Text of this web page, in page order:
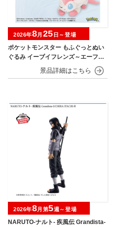
ポケットモンスター もふぐっとぬい
ぐるみ イーブイフレンズ～エーフ
ィ・ニンフィア～おひるねver.
2026年8月 25 日～登場
NARUTO-ナルト- 疾風伝 Grandista-
2026年8月第5週～登場